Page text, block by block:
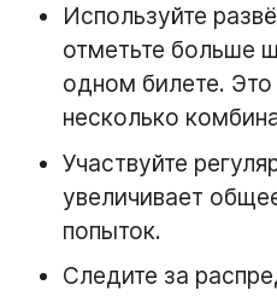
Используйте
отметьте больше
одном билете.
несколько
Участвуйте
увеличивает
попыток.
Следите за